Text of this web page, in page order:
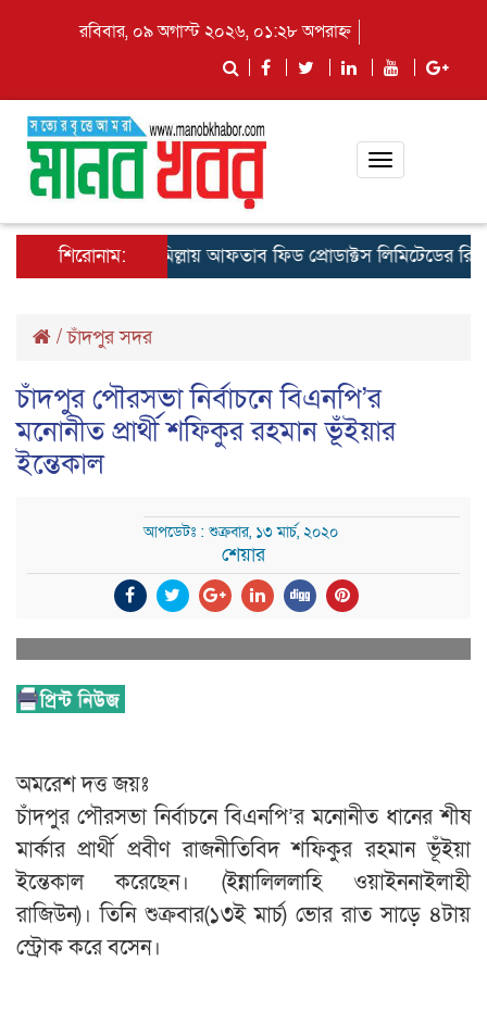
রবিবার, ০৯ অগাস্ট ২০২৬, ০১:২৮ অপরাহ্ন
Toggle
শিরোনাম:কুমিল্লায় আফতাব ফিড প্রোডাক্টস লিমিটেডের
/চাঁদপুর সদর
চাঁদপুর পৌরসভা নির্বাচনে বিএনপি’র
মনোনীত প্রার্থী শফিকুর রহমান ভূঁইয়ার
ইন্তেকাল
আপডেটঃ : শুক্রবার, ১৩ মার্চ, ২০২০
শেয়ার
অমরেশ দত্ত জয়ঃ
চাঁদপুর পৌরসভা নির্বাচনে বিএনপি’র মনোনীত ধানের শীষ
মার্কার প্রার্থী প্রবীণ রাজনীতিবিদ শফিকুর রহমান ভূঁইয়া
ইন্তেকাল করেছেন। (ইন্নালিললাহি ওয়াইননাইলাহী
রাজিউন)। তিনি শুক্রবার(১৩ই মার্চ) ভোর রাত সাড়ে ৪টায়
স্ট্রোক করে বসেন।